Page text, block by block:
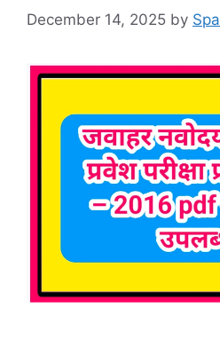
December 14, 2025 by